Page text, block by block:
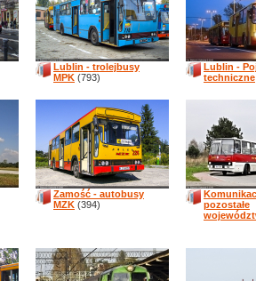
Lublin - trolejbusy
MPK (793)
Lublin -
techniczne
Zamość - autobusy
MZK (394)
pozostałe